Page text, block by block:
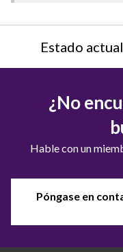
Estado
¿No
Hable con un
Póngase en